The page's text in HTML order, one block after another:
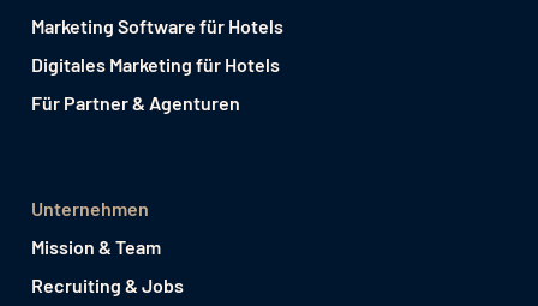
Marketing Software für Hotels
Digitales Marketing für Hotels
Für Partner & Agenturen
Unternehmen
Mission & Team
Recruiting & Jobs